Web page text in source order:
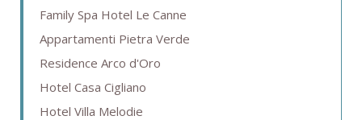
Family Spa Hotel Le Canne
Appartamenti Pietra Verde
Residence Arco d'Oro
Hotel Casa Cigliano
Hotel Villa Melodie